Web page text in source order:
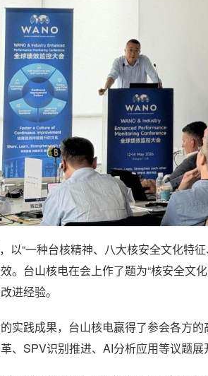
以“一种台核精神、八大核安全文化特
。台山核电在会上作了题为“核安全文
进经验。
实践成果，台山核电赢得了参会各方
、SPV识别推进、AI分析应用等议题展